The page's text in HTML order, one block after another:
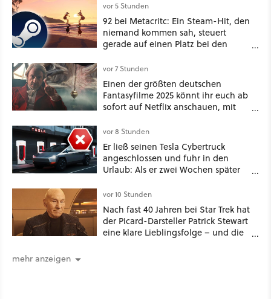
vor 5 Stunden
92 bei Metacritc: Ein Steam-Hit, den
niemand kommen sah, steuert
gerade auf einen Platz bei den
vor 7 Stunden
Einen der größten deutschen
Fantasyfilme 2025 könnt ihr euch ab
sofort auf Netflix anschauen, mit
vor 8 Stunden
Er ließ seinen Tesla Cybertruck
angeschlossen und fuhr in den
Urlaub: Als er zwei Wochen später
mehr an [Best of GameStar]
vor 10 Stunden
Nach fast 40 Jahren bei Star Trek hat
der Picard-Darsteller Patrick Stewart
eine klare Lieblingsfolge – und die
mehr anzeigen